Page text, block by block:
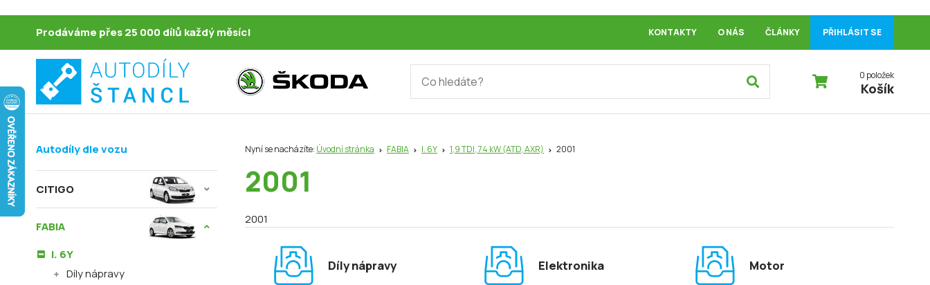
Prodáváme přes 25 000 dílů každý měsíc! KONTAKTY O NÁS ČLÁNKY PŘIHLÁSIT SE
0 položek
Košík
Nyní se nacházíte: Úvodní stránka FABIA I. 6Y 1,9 TDI, 74 kW (ATD, AXR) 2001
2001
2001
Díly nápravy Elektronika Motor
Autodíly dle vozu
CITIGO
FABIA
I. 6Y
Díly nápravy